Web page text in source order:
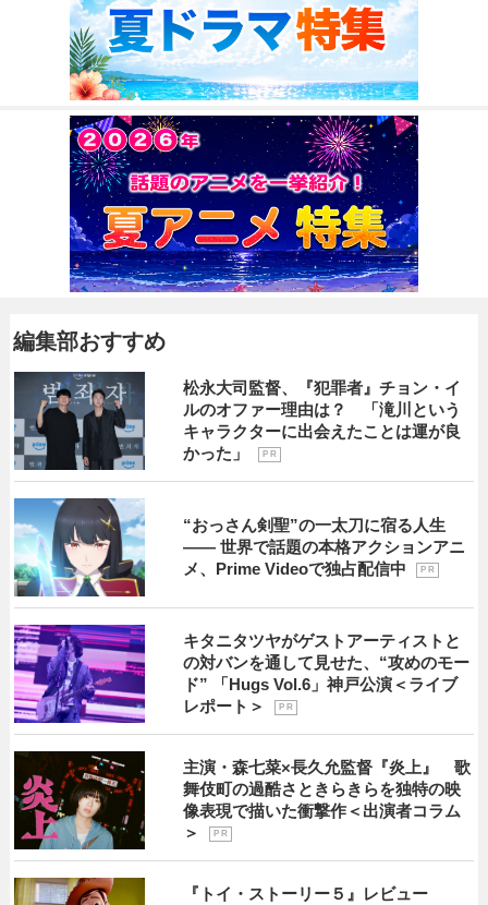
編集部おすすめ
松永大司監督、『犯罪者』チョン・イ
ルのオファー理由は？ 「滝川という
キャラクターに出会えたことは運が良
かった」
P R
“おっさん剣聖”の一太刀に宿る人生
―― 世界で話題の本格アクションアニ
メ、Prime Videoで独占配信中
P R
キタニタツヤがゲストアーティストと
の対バンを通して見せた、“攻めのモー
ド” 「Hugs Vol.6」神戸公演＜ライブ
レポート＞
P R
主演・森七菜×長久允監督『炎上』 歌
舞伎町の過酷さときらきらを独特の映
像表現で描いた衝撃作＜出演者コラム
＞
P R
『トイ・ストーリー５』レビュー